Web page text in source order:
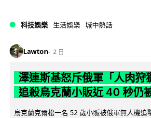
科技娛樂 生活娛樂 城中熱話
Lawton 2 日
澤連斯基怒斥俄軍「人肉狩
追殺烏克蘭小販近 40 秒仍
烏克蘭克爾松一名 52 歲小販被俄軍無人機追